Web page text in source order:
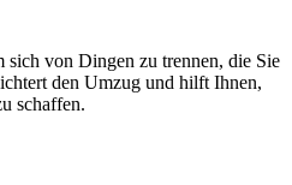
sich von Dingen zu trennen, die Sie
den Umzug und hilft Ihnen,
schaffen.